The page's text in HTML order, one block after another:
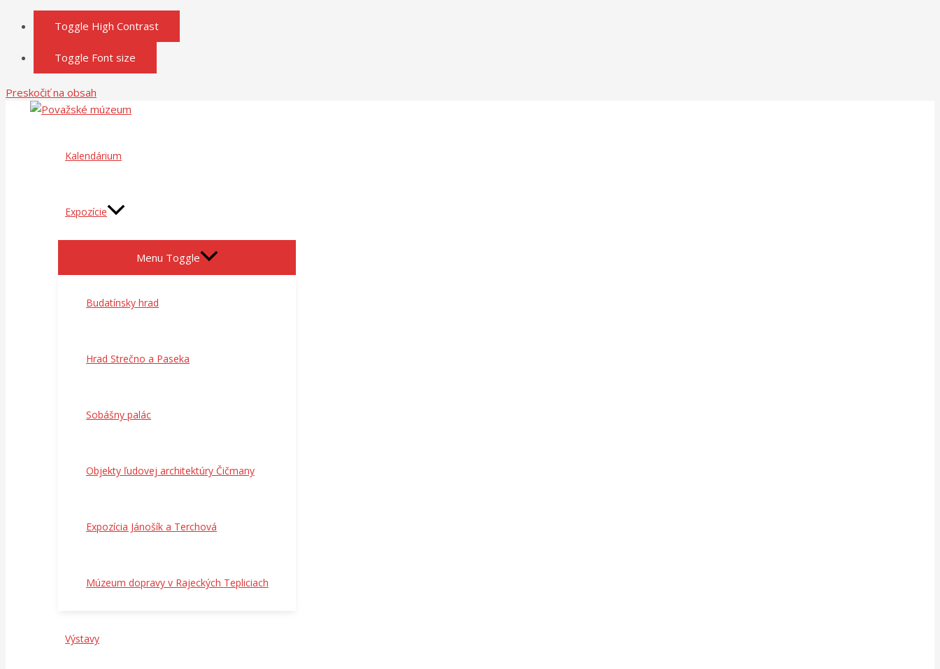
Toggle High Contrast
Toggle Font size
Preskočiť na obsah
Kalendárium
Expozície
Menu Toggle
Budatínsky hrad
Hrad Strečno a Paseka
Sobášny palác
Objekty ľudovej architektúry Čičmany
Expozícia Jánošík a Terchová
Múzeum dopravy v Rajeckých Tepliciach
Výstavy